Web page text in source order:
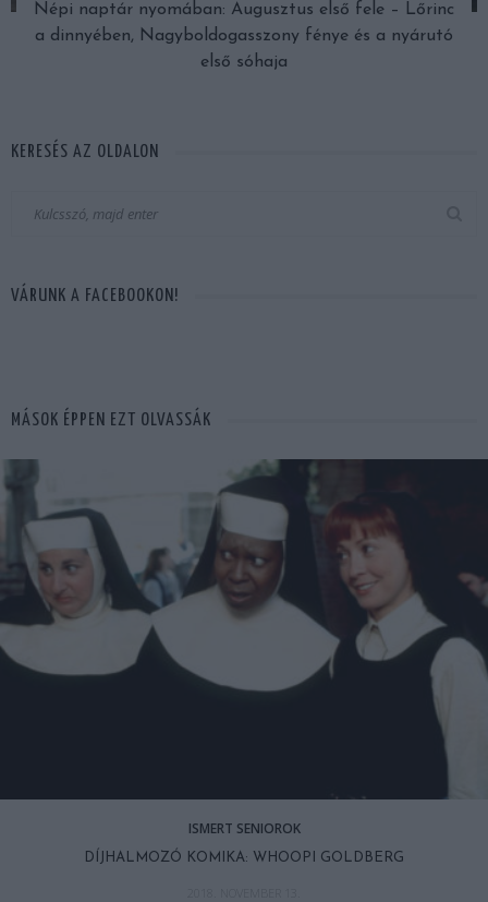
Népi naptár nyomában: Augusztus első fele – Lőrinc
a dinnyében, Nagyboldogasszony fénye és a nyárutó
első sóhaja
KERESÉS AZ OLDALON
VÁRUNK A FACEBOOKON!
MÁSOK ÉPPEN EZT OLVASSÁK
ISMERT SENIOROK
DÍJHALMOZÓ KOMIKA: WHOOPI GOLDBERG